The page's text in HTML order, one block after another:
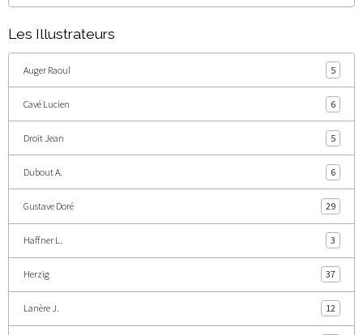
Les Illustrateurs
Auger Raoul 5
Cavé Lucien 6
Droit Jean 5
Dubout A. 6
Gustave Doré 29
Haffner L. 3
Herzig 37
Lanère J. 12